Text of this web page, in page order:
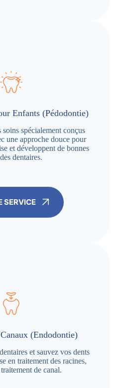
Enfants (Pédodontie)
spécialement conçus
une approche douce pour
et développent de bonnes
dentaires.
SERVICE
(Endodontie)
et sauvez vos dents
en traitement des racines,
de canal.